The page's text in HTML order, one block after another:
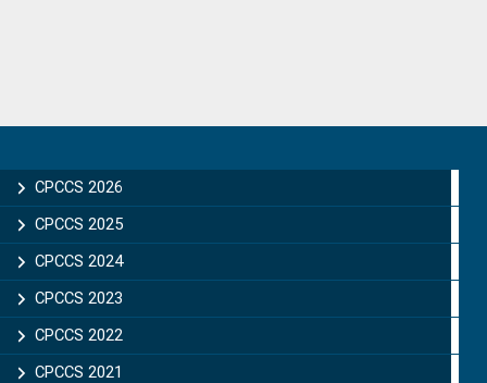
Sidebar
CPCCS 2026
CPCCS 2025
CPCCS 2024
CPCCS 2023
CPCCS 2022
CPCCS 2021